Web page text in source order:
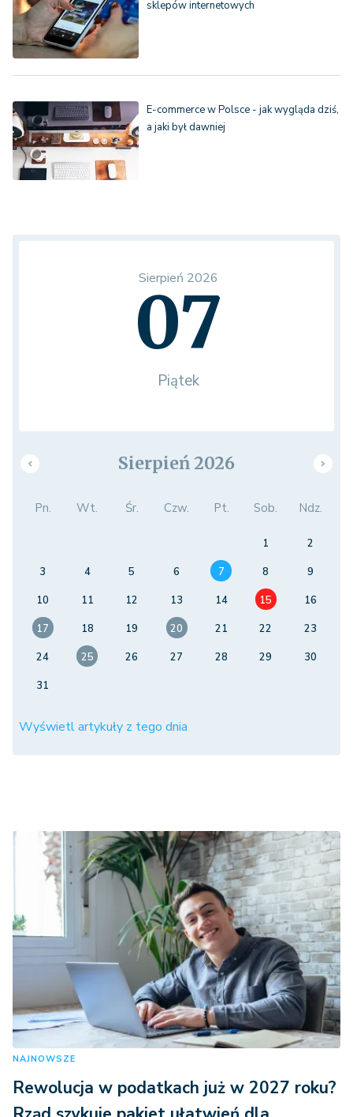
sklepów internetowych
E-commerce w Polsce - jak wygląda dziś,
a jaki był dawniej
Sierpień 2026
07
Piątek
Sierpień 2026
Pn. Wt. Śr. Czw. Pt. Sob. Ndz.
1
2
3
4 5 6 7 8
9
10
11 12 13 14 15
16
17
18 19 20 21 22
23
24
25 26 27 28 29
30
31
Wyświetl artykuły z tego dnia
NAJNOWSZE
Rewolucja w podatkach już w 2027 roku?